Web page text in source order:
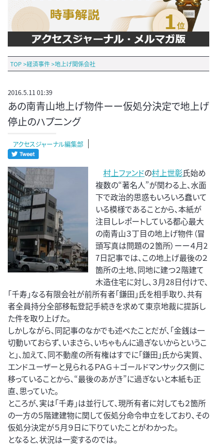
TOP >経済事件>地上げ関係会社
2016.5.11 01:39
あの南青山地上げ物件ーー仮処分決定で地上げ
停止のハプニング
アクセスジャーナル編集部
村上ファンドの村上世彰氏始め
複数の“著名人”が関わる上、水面
下で政治的思惑もいろいろ蠢いて
いる模様であることから、本紙が
注目しレポートしている都心最大
の南青山３丁目の地上げ物件（冒
頭写真は問題の２箇所）ーー４月2
7日記事では、この地上げ最後の２
箇所の土地、同地に建つ２階建て
木造住宅に対し、３月28日付けで、
「千寿」なる有限会社が前所有者「鎌田」氏を相手取り、共有
者全員持分全部移転登記手続きを求めて東京地裁に提訴し
た件を取り上げた。
しかしながら、同記事のなかでも述べたことだが、「金銭は一
切動いておらず、いまさら、いちゃもんに過ぎないからというこ
と」、加えて、同不動産の所有権はすでに「鎌田」氏から実質、
エンドユーザーと見られるＰＡＧ＋ゴールドマンサックス側に
移っていることから、“最後のあがき”に過ぎないと本紙も正
直、思っていた。
ところが、実は「千寿」は並行して、現所有者に対しても２箇所
の一方の５階建建物に関して仮処分命令申立をしており、その
仮処分決定が５月９日に下りていたことがわかった。
となると、状況は一変するのでは。